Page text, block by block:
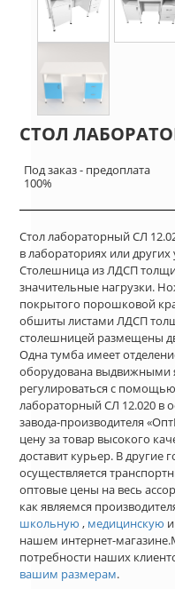
СТОЛ
Под заказ - предоплата
100%
Стол лабораторный СЛ
в лабораториях или
Столешница из ЛДСП
значительные нагрузки.
покрытого порошковой
обшиты листами ЛДСП
столешницей размещены
Одна тумба имеет
оборудована
регулироваться с
лабораторный СЛ 12.020 в
завода-производителя
цену за товар высокого
доставит курьер. В другие
осуществляется
оптовые цены на весь
как являемся
школьную , медицинскую и
нашем интернет-
потребности наших
вашим размерам.